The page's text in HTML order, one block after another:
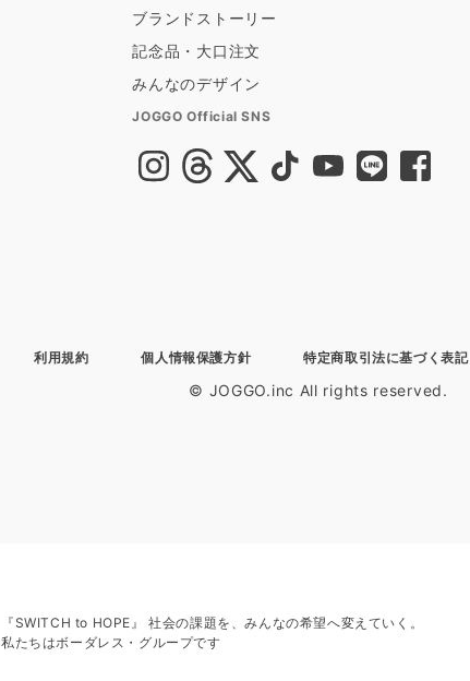
ブランドストーリー
記念品・大口注文
みんなのデザイン
JOGGO Official SNS
利用規約 個人情報保護方針 特定商取引法に基づく表記
© JOGGO.inc All rights reserved.
『SWITCH to HOPE』 社会の課題を、みんなの希望へ変えていく。
私たちはボーダレス・グループです